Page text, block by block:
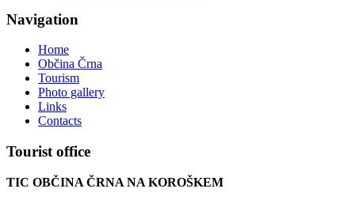
Navigation
Home
Občina Črna
Tourism
Photo gallery
Links
Contacts
Tourist office
TIC OBČINA ČRNA NA KOROŠKEM